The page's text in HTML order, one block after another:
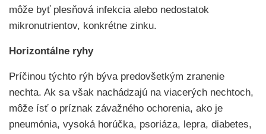
môže byť plesňová infekcia alebo nedostatok
mikronutrientov, konkrétne zinku.
Horizontálne ryhy
Príčinou týchto rýh býva predovšetkým zranenie
nechta. Ak sa však nachádzajú na viacerých nechtoch,
môže ísť o príznak závažného ochorenia, ako je
pneumónia, vysoká horúčka, psoriáza, lepra, diabetes,